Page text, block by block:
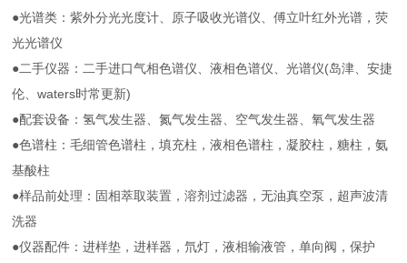
●光谱类：紫外分光光度计、原子吸收光谱仪、傅立叶红外光谱，荧
光光谱仪
●二手仪器：二手进口气相色谱仪、液相色谱仪、光谱仪(岛津、安捷
伦、waters时常更新)
●配套设备：氢气发生器、氮气发生器、空气发生器、氧气发生器
●色谱柱：毛细管色谱柱，填充柱，液相色谱柱，凝胶柱，糖柱，氨
基酸柱
●样品前处理：固相萃取装置，溶剂过滤器，无油真空泵，超声波清
洗器
●仪器配件：进样垫，进样器，氘灯，液相输液管，单向阀，保护